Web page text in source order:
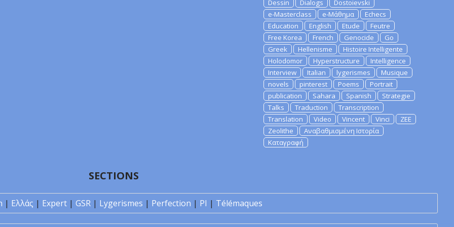
Dessin
Dialogs
Dostoievski
e-Masterclass
e-Μάθημα
Echecs
Education
English Etude
Feutre
Free Korea
French Genocide
Go
Greek
Hellenisme
Histoire Intelligente
Holodomor
Hyperstructure
Intelligence
Interview
Italian lygerismes
Musique
novels
pinterest Poems
Portrait
publication
Sahara Spanish
Strategie
Talks
Traduction
Transcription
Translation
Video Vincent Vinci
ZEE
Zeolithe
Αναβαθμισμένη Ιστορία
Καταγραφή
SECTIONS
| Ελλάς | Expert | GSR | Lygerismes | Perfection | PI | Télémaques